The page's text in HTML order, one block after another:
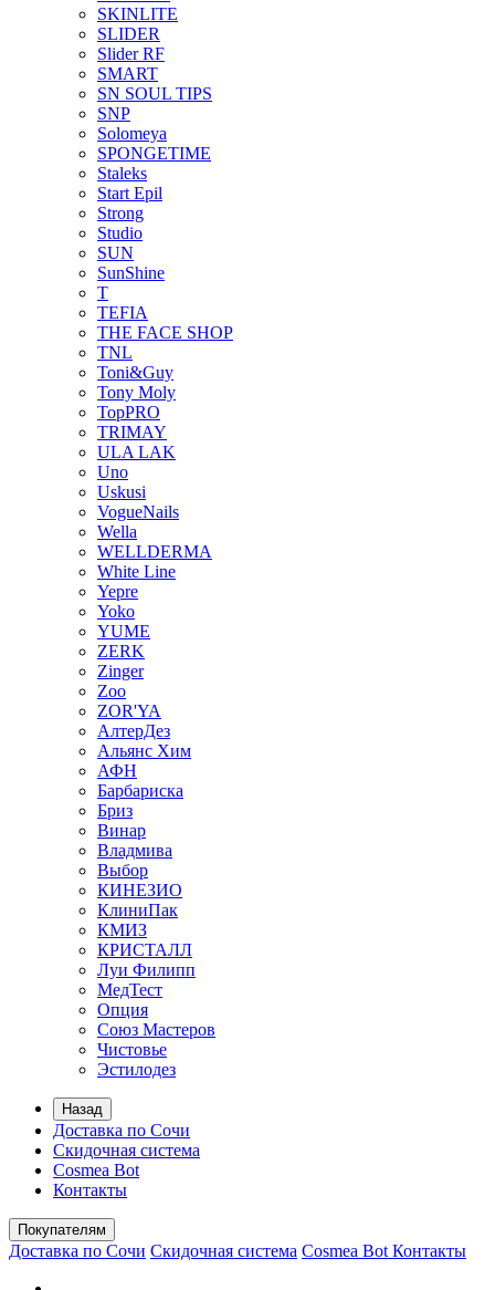
SKINLITE
SLIDER
Slider RF
SMART
SN SOUL TIPS
SNP
Solomeya
SPONGETIME
Staleks
Start Epil
Strong
Studio
SUN
SunShine
T
TEFIA
THE FACE SHOP
TNL
Toni&Guy
Tony Moly
TopPRO
TRIMAY
ULA LAK
Uno
Uskusi
VogueNails
Wella
WELLDERMA
White Line
Yepre
Yoko
YUME
ZERK
Zinger
Zoo
ZOR'YA
АлтерДез
Альянс Хим
АФН
Барбариска
Бриз
Винар
Владмива
Выбор
КИНЕЗИО
КлиниПак
КМИЗ
КРИСТАЛЛ
Луи Филипп
МедТест
Опция
Союз Мастеров
Чистовье
Эстилодез
Назад
Доставка по Сочи
Скидочная система
Cosmea Bot
Контакты
Покупателям
Доставка по Сочи Скидочная система Cosmea Bot Контакты